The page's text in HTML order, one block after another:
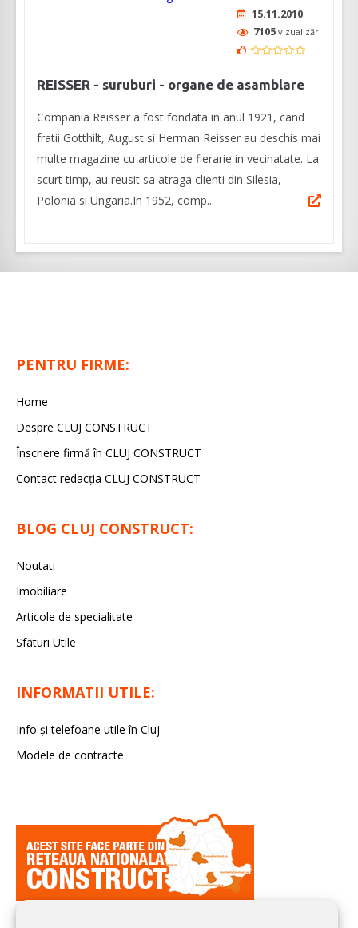
15.11.2010
7105 vizualizări
REISSER - suruburi - organe de asamblare
Compania Reisser a fost fondata in anul 1921, cand
fratii Gotthilt, August si Herman Reisser au deschis mai
multe magazine cu articole de fierarie in vecinatate. La
scurt timp, au reusit sa atraga clienti din Silesia,
Polonia si Ungaria.In 1952, comp...
PENTRU FIRME:
Home
Despre CLUJ CONSTRUCT
Înscriere firmă în CLUJ CONSTRUCT
Contact redacția CLUJ CONSTRUCT
BLOG CLUJ CONSTRUCT:
Noutati
Imobiliare
Articole de specialitate
Sfaturi Utile
INFORMATII UTILE:
Info și telefoane utile în Cluj
Modele de contracte